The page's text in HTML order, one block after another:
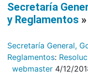
Secretaría
y Reglamentos »
Secretaría General,
Reglamentos:
webmaster 4/12/